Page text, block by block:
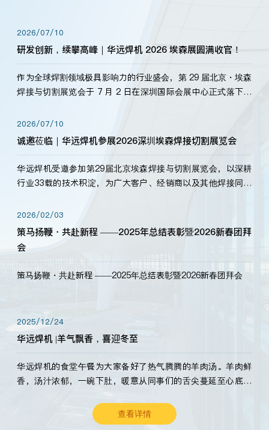
2026/07/10
研发创新，续攀高峰｜华远焊机 2026 埃森展圆满收官！
作为全球焊割领域极具影响力的行业盛会，第 29 届北京・埃森
焊接与切割展览会于 7 月 2 日在深圳国际会展中心正式落下帷
标准，持之以恒研发新产品、新技术。新老客户、行业伙伴、
海内外客户为目睹公司发布的新产…
2026/07/10
诚邀莅临｜华远焊机参展2026深圳埃森焊接切割展览会
华远焊机受邀参加第29届北京埃森焊接与切割展览会，以深耕
行业33载的技术积淀，为广大客户、经销商以及其他焊接同仁
2026/02/03
策马扬鞭・共赴新程 ——2025年总结表彰暨2026新春团拜
会
策马扬鞭・共赴新程 ——2025年总结表彰暨2026新春团拜会
2025/12/24
华远焊机 |羊气飘香，喜迎冬至
华远焊机的食堂午餐为大家备好了热气腾腾的羊肉汤。羊肉鲜
香，汤汁浓郁，一碗下肚，暖意从同事们的舌尖蔓延至心底。
查看详情